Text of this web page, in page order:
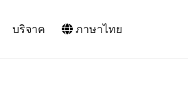
บริจาค ภาษาไทย